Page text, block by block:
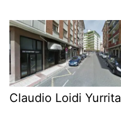
Claudio Loidi Yurrita